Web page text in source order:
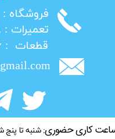
​فروشگاه : ۰۲۶۳۲۲۲۲۲۹۸
​تعمیرات : ۰۲۶۳۲۲۰۲۲۹۸
​قطعات : ۰۲۱۳۶۳۴۹۹۳۶
کاری حضوری: شنبه تا پنج شنبه – ۹:۳۰